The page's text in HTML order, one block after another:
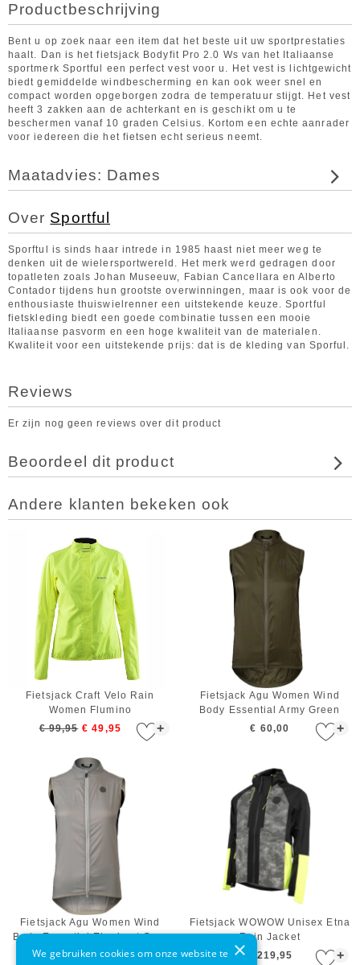
Productbeschrijving
Bent u op zoek naar een item dat het beste uit uw sportprestaties
haalt. Dan is het fietsjack Bodyfit Pro 2.0 Ws van het Italiaanse
sportmerk Sportful een perfect vest voor u. Het vest is lichtgewicht
biedt gemiddelde windbescherming en kan ook weer snel en
compact worden opgeborgen zodra de temperatuur stijgt. Het vest
heeft 3 zakken aan de achterkant en is geschikt om u te
beschermen vanaf 10 graden Celsius. Kortom een echte aanrader
voor iedereen die het fietsen echt serieus neemt.
Maatadvies: Dames
Over Sportful
Sporftul is sinds haar intrede in 1985 haast niet meer weg te
denken uit de wielersportwereld. Het merk werd gedragen door
topatleten zoals Johan Museeuw, Fabian Cancellara en Alberto
Contador tijdens hun grootste overwinningen, maar is ook voor de
enthousiaste thuiswielrenner een uitstekende keuze. Sportful
fietskleding biedt een goede combinatie tussen een mooie
Italiaanse pasvorm en een hoge kwaliteit van de materialen.
Kwaliteit voor een uitstekende prijs: dat is de kleding van Sporful.
Reviews
Er zijn nog geen reviews over dit product
Beoordeel dit product
Andere klanten bekeken ook
+
Fietsjack Craft Velo Rain
Women Flumino
€ 99,95 € 49,95 +
Fietsjack Agu Women Wind
Body Essential Army Green
€ 60,00
+
Fietsjack Agu Women Wind
Body Essential Elephant Grey
€ 60,00
+
Fietsjack WOWOW Unisex Etna
Rain Jacket
€ 219,95
×
We gebruiken cookies om onze website te